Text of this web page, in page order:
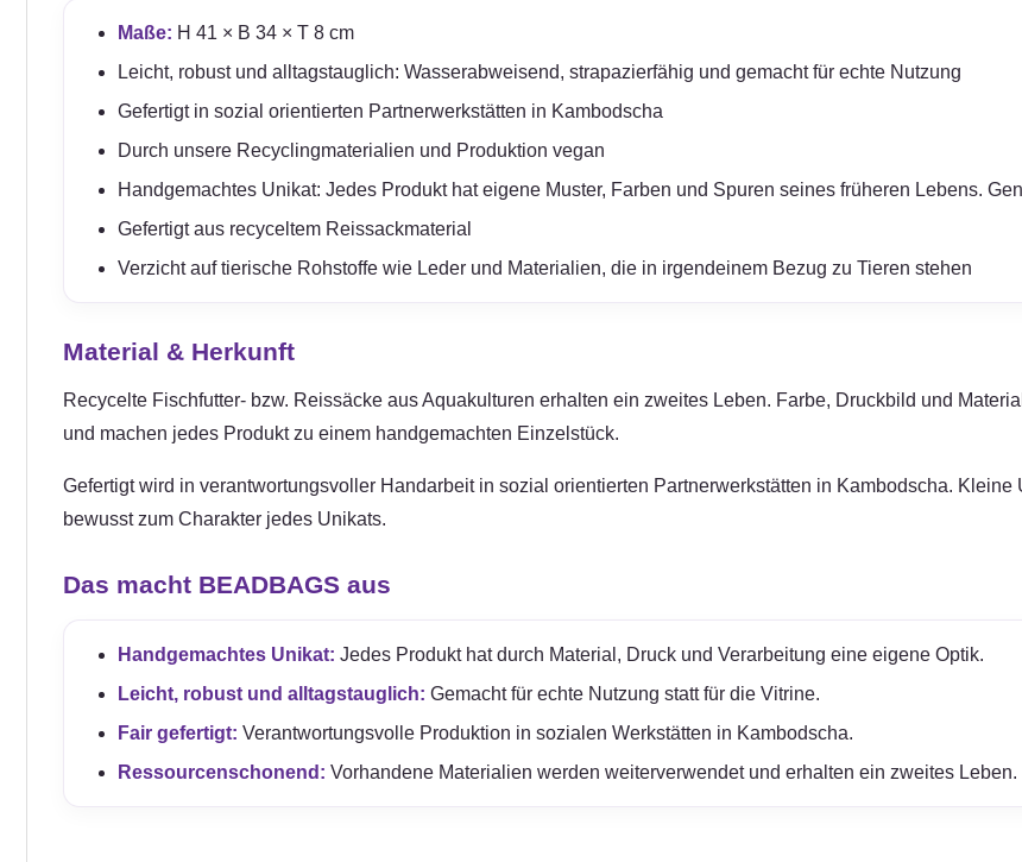
Maße: H 41 × B 34 × T 8 cm
Leicht, robust und alltagstauglich: Wasserabweisend, strapazierfähig und gemacht für echte Nutzung
Gefertigt in sozial orientierten Partnerwerkstätten in Kambodscha
Durch unsere Recyclingmaterialien und Produktion vegan
Handgemachtes Unikat: Jedes Produkt hat eigene Muster, Farben und Spuren seines früheren Lebens.
Gefertigt aus recyceltem Reissackmaterial
Verzicht auf tierische Rohstoffe wie Leder und Materialien, die in irgendeinem Bezug zu Tieren stehen
Material & Herkunft
Recycelte Fischfutter- bzw. Reissäcke aus Aquakulturen erhalten ein zweites Leben. Farbe, Druckbild und
und machen jedes Produkt zu einem handgemachten Einzelstück.
Gefertigt wird in verantwortungsvoller Handarbeit in sozial orientierten Partnerwerkstätten in Kambodscha.
bewusst zum Charakter jedes Unikats.
Das macht BEADBAGS aus
Handgemachtes Unikat: Jedes Produkt hat durch Material, Druck und Verarbeitung eine eigene Optik.
Leicht, robust und alltagstauglich: Gemacht für echte Nutzung statt für die Vitrine.
Fair gefertigt: Verantwortungsvolle Produktion in sozialen Werkstätten in Kambodscha.
Ressourcenschonend: Vorhandene Materialien werden weiterverwendet und erhalten ein zweites Leben.